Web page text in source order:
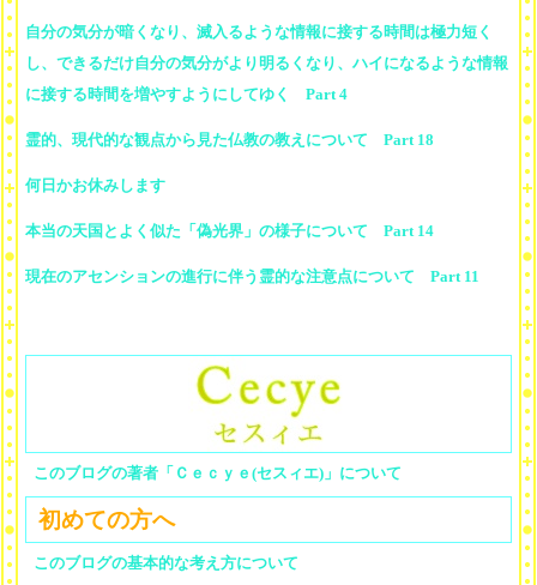
自分の気分が暗くなり、滅入るような情報に接する時間は極力短く
し、できるだけ自分の気分がより明るくなり、ハイになるような情報
に接する時間を増やすようにしてゆく Part 4
霊的、現代的な観点から見た仏教の教えについて Part 18
何日かお休みします
本当の天国とよく似た「偽光界」の様子について Part 14
現在のアセンションの進行に伴う霊的な注意点について Part 11
このブログの著者「Ｃｅｃｙｅ(セスィエ)」について
初めての方へ
このブログの基本的な考え方について